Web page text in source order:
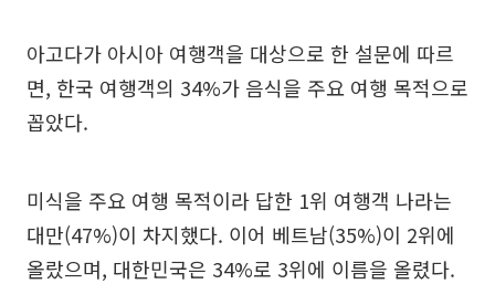
아고다가 아시아 여행객을 대상으로 한 설문에 따르
면, 한국 여행객의 34%가 음식을 주요 여행 목적으로
꼽았다.
미식을 주요 여행 목적이라 답한 1위 여행객 나라는
대만(47%)이 차지했다. 이어 베트남(35%)이 2위에
올랐으며, 대한민국은 34%로 3위에 이름을 올렸다.